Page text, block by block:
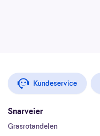
Kundeservice
Snarveier
Grasrotandelen